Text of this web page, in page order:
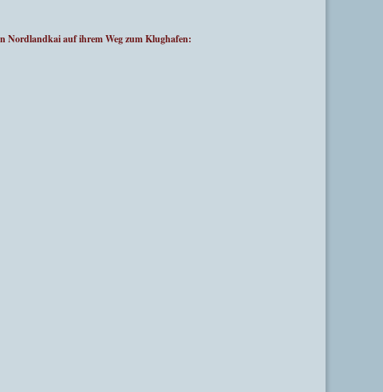
Nordlandkai auf ihrem Weg zum Klughafen: